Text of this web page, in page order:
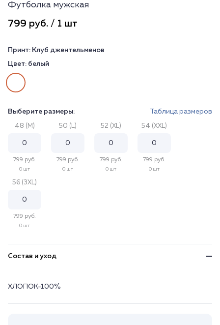
Футболка мужская
799 руб. / 1 шт
Принт: Клуб джентельменов
Цвет: белый
Выберите размеры: Таблица размеров
48 (M)
799 руб.
0 шт
50 (L)
799 руб.
0 шт
52 (XL)
799 руб.
0 шт
54 (XXL)
799 руб.
0 шт
56 (3XL)
799 руб.
0 шт
Состав и уход
ХЛОПОК-100%